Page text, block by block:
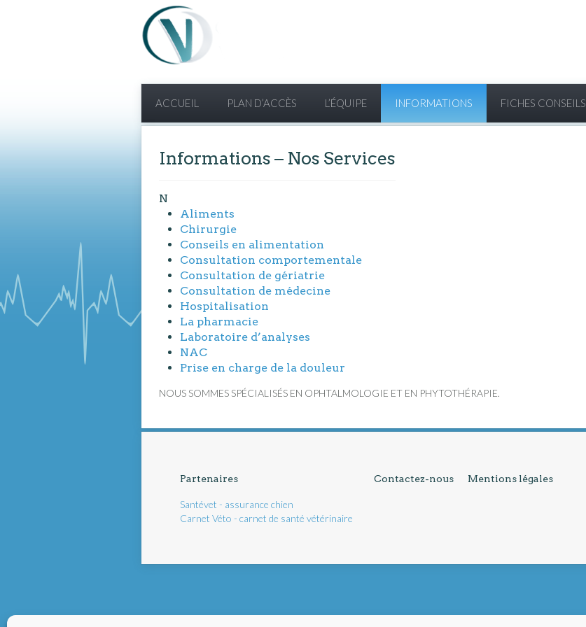
ACCUEIL PLAN D’ACCÈS L’ÉQUIPE INFORMATIONS FICHES CONSEILS
Informations – Nos Services
N
Aliments
Chirurgie
Conseils en alimentation
Consultation comportementale
Consultation de gériatrie
Consultation de médecine
Hospitalisation
La pharmacie
Laboratoire d’analyses
NAC
Prise en charge de la douleur
NOUS SOMMES SPÉCIALISÉS EN OPHTALMOLOGIE ET EN PHYTOTHÉRAPIE.
Partenaires
Santévet - assurance chien
Carnet Véto - carnet de santé vétérinaire
Contactez-nous Mentions légales